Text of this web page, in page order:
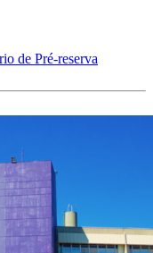
de Pré-reserva